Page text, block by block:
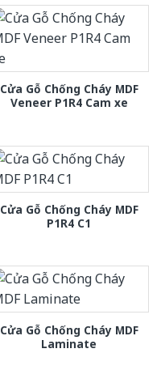
Cửa Gỗ Chống Cháy MDF
Veneer P1R4 Cam xe
Cửa Gỗ Chống Cháy MDF
P1R4 C1
Cửa Gỗ Chống Cháy MDF
Laminate